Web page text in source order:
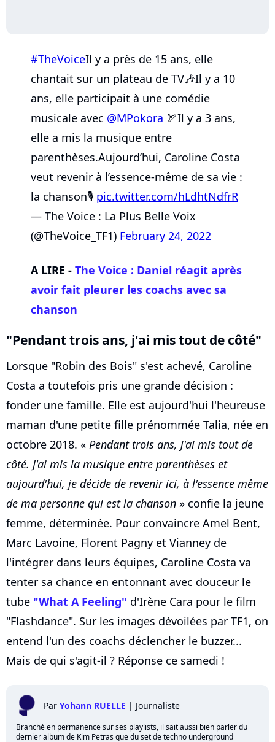
#TheVoiceIl y a près de 15 ans, elle
chantait sur un plateau de TV🎶Il y a 10
ans, elle participait à une comédie
musicale avec @MPokora 🏹Il y a 3 ans,
elle a mis la musique entre
parenthèses.Aujourd’hui, Caroline Costa
veut revenir à l’essence-même de sa vie :
la chanson🎙 pic.twitter.com/hLdhtNdfrR
— The Voice : La Plus Belle Voix
(@TheVoice_TF1) February 24, 2022
A LIRE - The Voice : Daniel réagit après
avoir fait pleurer les coachs avec sa
chanson
"Pendant trois ans, j'ai mis tout de côté"
Lorsque "Robin des Bois" s'est achevé, Caroline
Costa a toutefois pris une grande décision :
fonder une famille. Elle est aujourd'hui l'heureuse
maman d'une petite fille prénommée Talia, née en
octobre 2018. « Pendant trois ans, j'ai mis tout de
côté. J'ai mis la musique entre parenthèses et
aujourd'hui, je décide de revenir ici, à l'essence même
de ma personne qui est la chanson » confie la jeune
femme, déterminée. Pour convaincre Amel Bent,
Marc Lavoine, Florent Pagny et Vianney de
l'intégrer dans leurs équipes, Caroline Costa va
tenter sa chance en entonnant avec douceur le
tube "What A Feeling" d'Irène Cara pour le film
"Flashdance". Sur les images dévoilées par TF1, on
entend l'un des coachs déclencher le buzzer...
Mais de qui s'agit-il ? Réponse ce samedi !
Par Yohann RUELLE | Journaliste
Branché en permanence sur ses playlists, il sait aussi bien parler du
dernier album de Kim Petras que du set de techno underground